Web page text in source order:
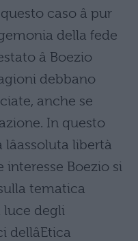
caso â pur
della fede
â Boezio
debbano
anche se
In questo
libertà
interesse Boezio si
tematica
luce degli